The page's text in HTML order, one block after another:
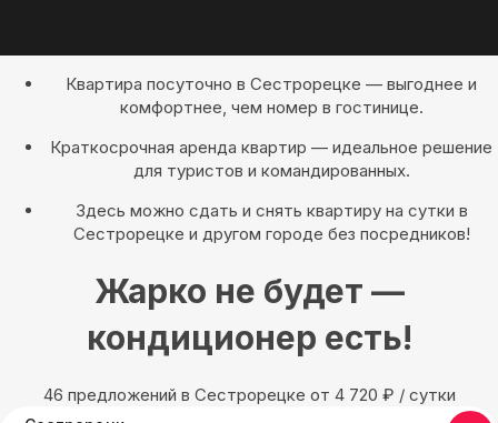
Квартира посуточно в Сестрорецке — выгоднее и
комфортнее, чем номер в гостинице.
Краткосрочная аренда квартир — идеальное решение
для туристов и командированных.
Здесь можно сдать и снять квартиру на сутки в
Сестрорецке и другом городе без посредников!
Жарко не будет —
кондиционер есть!
46 предложений в Сестрорецке oт 4 720 ₽ / сутки